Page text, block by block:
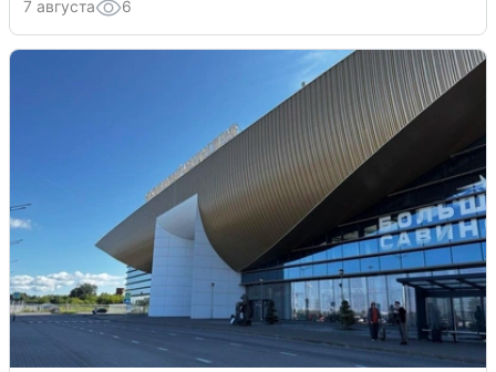
7 августа 6